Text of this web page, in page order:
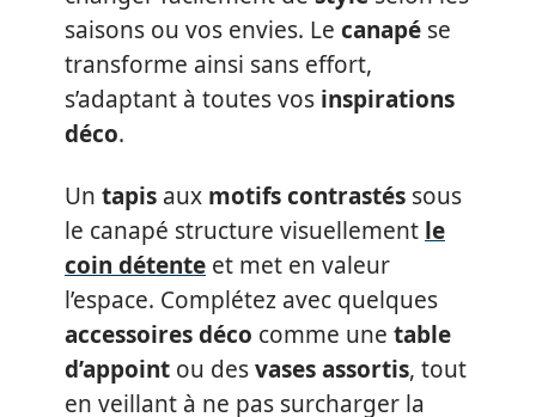
saisons ou vos envies. Le canapé se
transforme ainsi sans effort,
s’adaptant à toutes vos inspirations
déco.
Un tapis aux motifs contrastés sous
le canapé structure visuellement le
coin détente et met en valeur
l’espace. Complétez avec quelques
accessoires déco comme une table
d’appoint ou desvases assortis, tout
en veillant à ne pas surcharger la